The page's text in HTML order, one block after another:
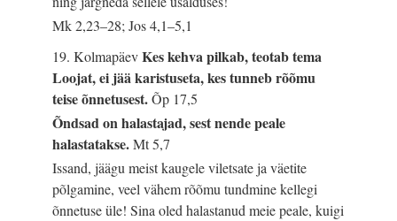
Mk 2,23–28; Jos 4,1–5,1
19. KolmapäevKes kehva pilkab, teotab tema
Loojat, ei jää karistuseta, kes tunneb rõõmu
teise õnnetusest.Õp 17,5
Õndsad on halastajad, sest nende peale
halastatakse.Mt 5,7
Issand, jäägu meist kaugele viletsate ja väetite
põlgamine, veel vähem rõõmu tundmine kellegi
õnnetuse üle! Sina oled halastanud meie peale, kuigi